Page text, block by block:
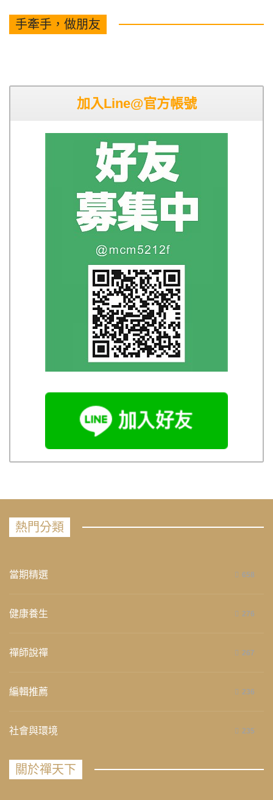
手牽手，做朋友
加入Line@官方帳號
熱門分類
當期精選 658
健康養生 276
禪師說禪 267
編輯推薦 236
社會與環境 235
關於禪天下